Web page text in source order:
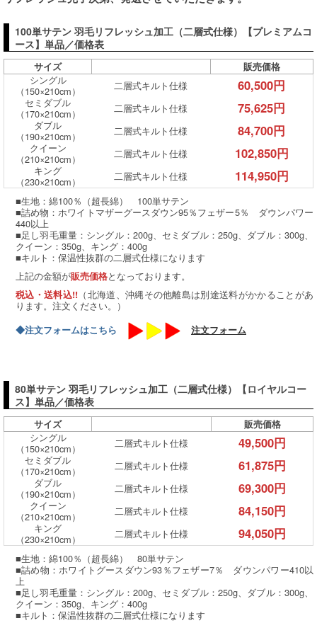
100単サテン 羽毛リフレッシュ加工（二層式仕様）【プレミアムコ
ース】単品／価格表
サイズ 販売価格
シングル
（150×210cm）
二層式キルト仕様 60,500円
セミダブル
（170×210cm）
二層式キルト仕様 75,625円
ダブル
（190×210cm）
二層式キルト仕様 84,700円
クイーン
（210×210cm）
二層式キルト仕様 102,850円
キング
（230×210cm）
二層式キルト仕様 114,950円
■生地：綿100％（超長綿） 100単サテン
■詰め物：ホワイトマザーグースダウン95％フェザー5％ ダウンパワー
440以上
■足し羽毛重量：シングル：200g、セミダブル：250g、ダブル：300g、
クイーン：350g、キング：400g
■キルト：保温性抜群の二層式仕様になります
上記の金額が販売価格となっております。
税込・送料込!! （北海道、沖縄その他離島は別途送料がかかることがあ
ります。注文ください。）
◆注文フォームはこちら 注文フォーム
80単サテン 羽毛リフレッシュ加工（二層式仕様）【ロイヤルコー
ス】単品／価格表
サイズ 販売価格
シングル
（150×210cm）
二層式キルト仕様 49,500円
セミダブル
（170×210cm）
二層式キルト仕様 61,875円
ダブル
（190×210cm）
二層式キルト仕様 69,300円
クイーン
（210×210cm）
二層式キルト仕様 84,150円
キング
（230×210cm）
二層式キルト仕様 94,050円
■生地：綿100％（超長綿） 80単サテン
■詰め物：ホワイトグースダウン93％フェザー7％ ダウンパワー410以
上
■足し羽毛重量：シングル：200g、セミダブル：250g、ダブル：300g、
クイーン：350g、キング：400g
■キルト：保温性抜群の二層式仕様になります